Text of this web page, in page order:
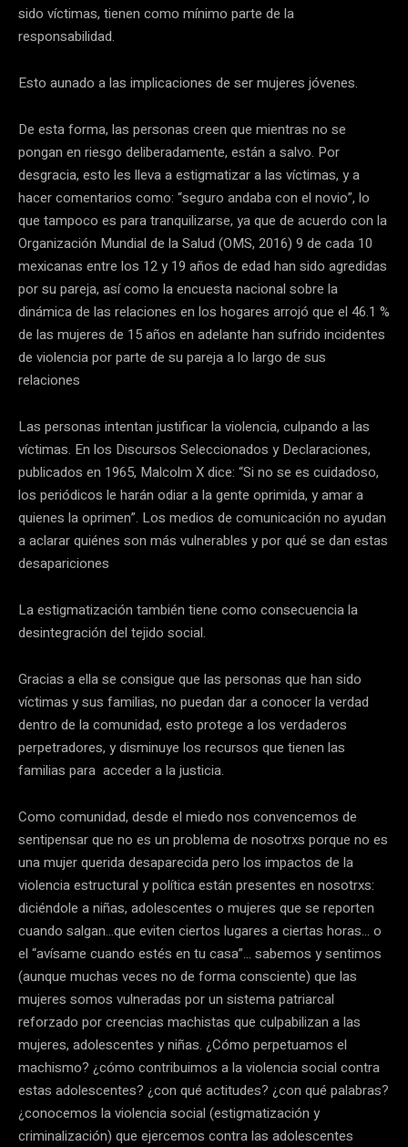
sido víctimas, tienen como mínimo parte de la
responsabilidad.
Esto aunado a las implicaciones de ser mujeres jóvenes.
De esta forma, las personas creen que mientras no se
pongan en riesgo deliberadamente, están a salvo. Por
desgracia, esto les lleva a estigmatizar a las víctimas, y a
hacer comentarios como: “seguro andaba con el novio”, lo
que tampoco es para tranquilizarse, ya que de acuerdo con la
Organización Mundial de la Salud (OMS, 2016) 9 de cada 10
mexicanas entre los 12 y 19 años de edad han sido agredidas
por su pareja, así como la encuesta nacional sobre la
dinámica de las relaciones en los hogares arrojó que el 46.1 %
de las mujeres de 15 años en adelante han sufrido incidentes
de violencia por parte de su pareja a lo largo de sus
relaciones
Las personas intentan justificar la violencia, culpando a las
víctimas. En los Discursos Seleccionados y Declaraciones,
publicados en 1965, Malcolm X dice: “Si no se es cuidadoso,
los periódicos le harán odiar a la gente oprimida, y amar a
quienes la oprimen”. Los medios de comunicación no ayudan
a aclarar quiénes son más vulnerables y por qué se dan estas
desapariciones
La estigmatización también tiene como consecuencia la
desintegración del tejido social.
Gracias a ella se consigue que las personas que han sido
víctimas y sus familias, no puedan dar a conocer la verdad
dentro de la comunidad, esto protege a los verdaderos
perpetradores, y disminuye los recursos que tienen las
familias para acceder a la justicia.
Como comunidad, desde el miedo nos convencemos de
sentipensar que no es un problema de nosotrxs porque no es
una mujer querida desaparecida pero los impactos de la
violencia estructural y política están presentes en nosotrxs:
diciéndole a niñas, adolescentes o mujeres que se reporten
cuando salgan…que eviten ciertos lugares a ciertas horas… o
el “avísame cuando estés en tu casa”… sabemos y sentimos
(aunque muchas veces no de forma consciente) que las
mujeres somos vulneradas por un sistema patriarcal
reforzado por creencias machistas que culpabilizan a las
mujeres, adolescentes y niñas. ¿Cómo perpetuamos el
machismo? ¿cómo contribuimos a la violencia social contra
estas adolescentes? ¿con qué actitudes? ¿con qué palabras?
¿conocemos la violencia social (estigmatización y
criminalización) que ejercemos contra las adolescentes